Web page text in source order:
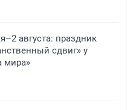
августа: праздник
сдвиг» у
мира»